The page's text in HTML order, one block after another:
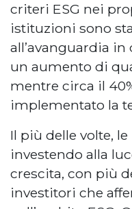
criteri ESG nei
istituzioni sono
all’avanguardia
un aumento di
mentre circa il
implementato la
Il più delle volte,
investendo alla
crescita, con più
investitori che